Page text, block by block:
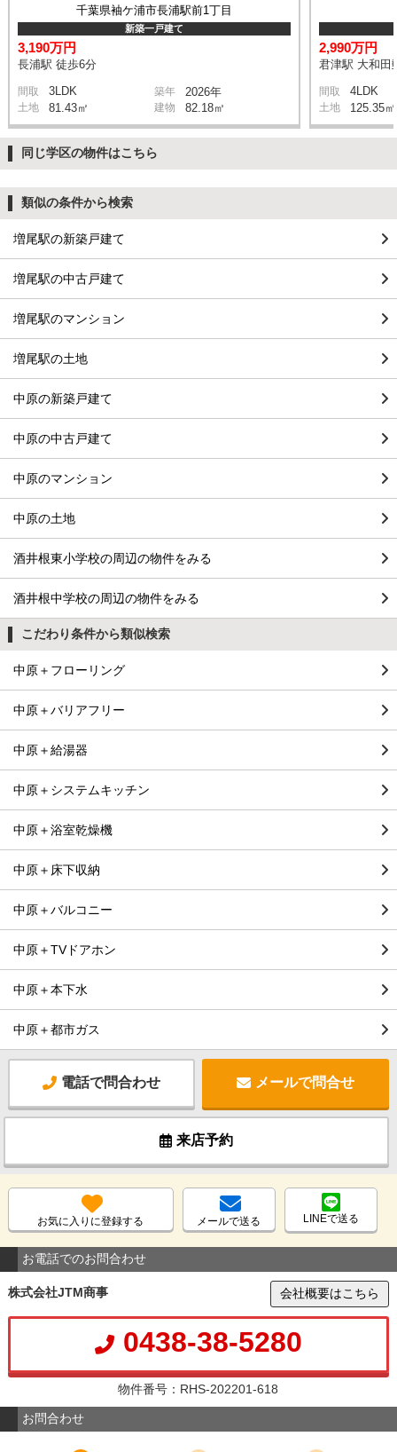
千葉県袖ケ浦市長浦駅前1丁目
新築一戸建て
3,190万円
長浦駅 徒歩6分
間取 3LDK 築年 2026年
土地 81.43㎡ 建物 82.18㎡
2,990万円
君津駅 大和田
間取 4LDK
土地 125.35㎡
同じ学区の物件はこちら
類似の条件から検索
増尾駅の新築戸建て
増尾駅の中古戸建て
増尾駅のマンション
増尾駅の土地
中原の新築戸建て
中原の中古戸建て
中原のマンション
中原の土地
酒井根東小学校の周辺の物件をみる
酒井根中学校の周辺の物件をみる
こだわり条件から類似検索
中原＋フローリング
中原＋バリアフリー
中原＋給湯器
中原＋システムキッチン
中原＋浴室乾燥機
中原＋床下収納
中原＋バルコニー
中原＋TVドアホン
中原＋本下水
中原＋都市ガス
電話で問合わせ メールで問合せ
来店予約
お気に入りに登録する メールで送る LINEで送る
お電話でのお問合わせ
株式会社JTM商事 会社概要はこちら
0438-38-5280
物件番号：RHS-202201-618
お問合わせ